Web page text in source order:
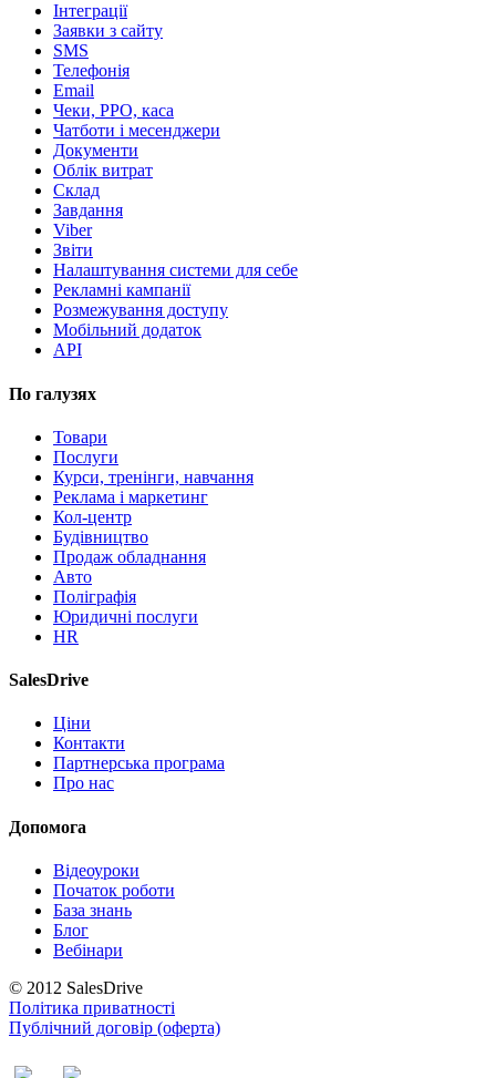
Інтеграції
Заявки з сайту
SMS
Телефонія
Email
Чеки, РРО, каса
Чатботи і месенджери
Документи
Облік витрат
Склад
Завдання
Viber
Звіти
Налаштування системи для себе
Рекламні кампанії
Розмежування доступу
Мобільний додаток
API
По галузях
Товари
Послуги
Курси, тренінги, навчання
Реклама і маркетинг
Кол-центр
Будівництво
Продаж обладнання
Авто
Поліграфія
Юридичні послуги
HR
SalesDrive
Ціни
Контакти
Партнерська програма
Про нас
Допомога
Відеоуроки
Початок роботи
База знань
Блог
Вебінари
© 2012 SalesDrive
Політика приватності
Публічний договір (оферта)